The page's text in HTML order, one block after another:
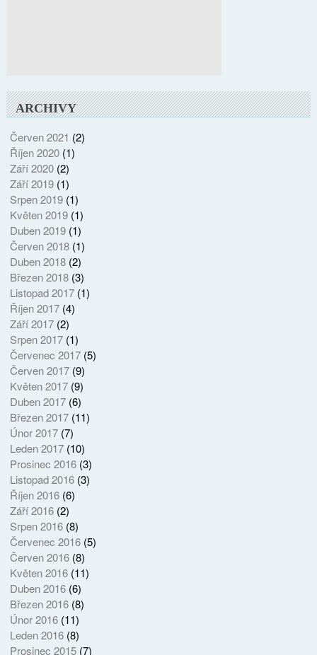
ARCHIVY
Červen 2021 (2)
Říjen 2020(1)
Září 2020(2)
Září 2019(1)
Srpen 2019(1)
Květen 2019(1)
Duben 2019(1)
Červen 2018(1)
Duben 2018(2)
Březen 2018(3)
Listopad 2017(1)
Říjen 2017(4)
Září 2017(2)
Srpen 2017(1)
Červenec 2017(5)
Červen 2017(9)
Květen 2017(9)
Duben 2017(6)
Březen 2017(11)
Únor 2017(7)
Leden 2017(10)
Prosinec 2016(3)
Listopad 2016(3)
Říjen 2016(6)
Září 2016(2)
Srpen 2016(8)
Červenec 2016(5)
Červen 2016(8)
Květen 2016(11)
Duben 2016(6)
Březen 2016(8)
Únor 2016(11)
Leden 2016(8)
Prosinec 2015(7)